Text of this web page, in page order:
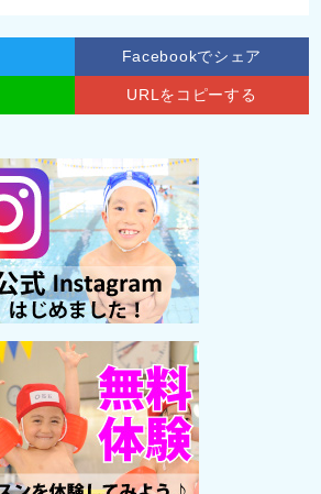
Facebookでシェア
URLをコピーする